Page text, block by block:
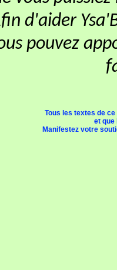
d'aider
pouvez
Tous les textes de
et
Manifestez votre